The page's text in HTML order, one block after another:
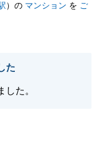
）の マンション を ご
た
た。